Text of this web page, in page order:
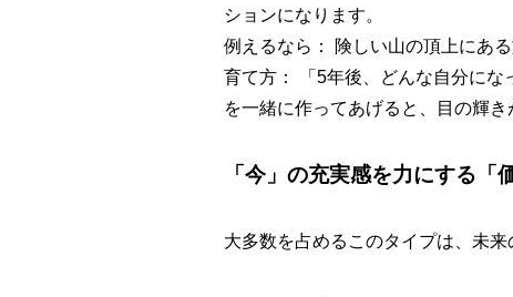
ションになります。
例えるなら： 険しい山の頂上にあ
育て方： 「5年後、どんな自分に
を一緒に作ってあげると、目の輝き
「今」の充実感を力にする「
大多数を占めるこのタイプは、未